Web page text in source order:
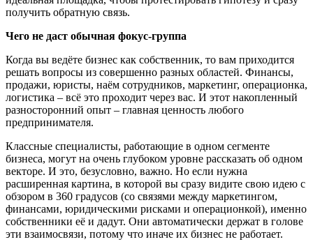
получить обратную связь.
Чего не даст обычная фокус-группа
Когда вы ведёте бизнес как собственник, то вам приходится
решать вопросы из совершенно разных областей. Финансы,
продажи, юристы, наём сотрудников, маркетинг, операционка,
логистика – всё это проходит через вас. И этот накопленный
разносторонний опыт – главная ценность любого
предпринимателя.
Классные специалисты, работающие в одном сегменте
бизнеса, могут на очень глубоком уровне рассказать об одном
векторе. И это, безусловно, важно. Но если нужна
расширенная картина, в которой вы сразу видите свою идею с
обзором в 360 градусов (со связями между маркетингом,
финансами, юридическими рисками и операционкой), именно
собственники её и дадут. Они автоматически держат в голове
эти взаимосвязи, потому что иначе их бизнес не работает.